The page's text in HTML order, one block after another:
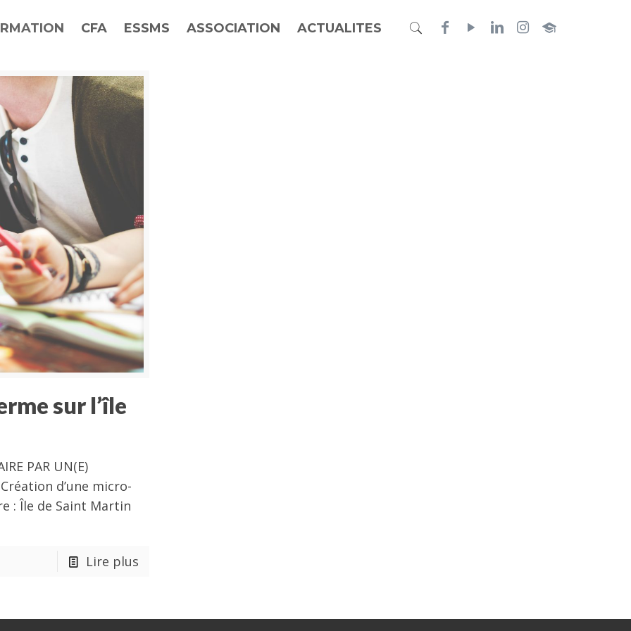
CFA ESSMS ASSOCIATION ACTUALITES
sur l’île
PAR UN(E)
Création d’une micro-
: Île de Saint Martin
Lire plus